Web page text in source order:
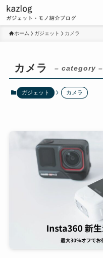
ホーム ガジェット カメラ
カメラ – category –
ガジェット カメラ